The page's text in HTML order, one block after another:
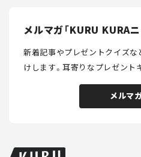
メルマガ「KURU KURAニ
新着記事やプレゼントクイズ
けします。耳寄りなプレゼント
メルマ